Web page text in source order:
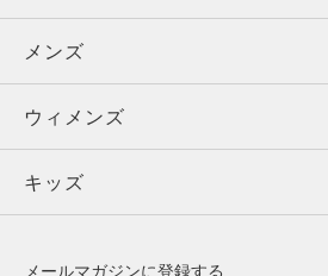
メンズ
ウィメンズ
キッズ
メンズ
トップス
ボトムス
ウィメンズ
トップス
キッズ
メールマガジンに登録する